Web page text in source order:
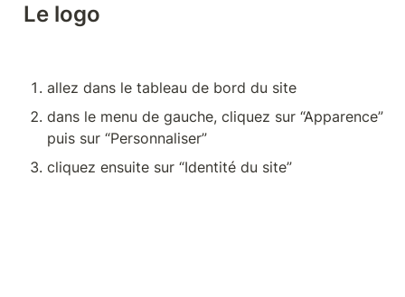
Le logo
allez dans le tableau de bord du site
dans le menu de gauche, cliquez sur “Apparence”
puis sur “Personnaliser”
cliquez ensuite sur “Identité du site”